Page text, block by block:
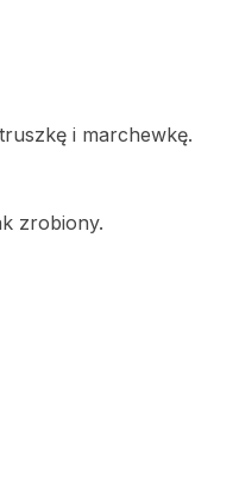
i marchewkę.
zrobiony.